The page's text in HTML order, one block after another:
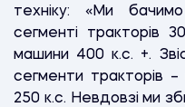
техніку: «Ми
сегменті тракторів
машини 400 к.с. +.
сегменти тракторів
250 к.с. Невдовзі ми